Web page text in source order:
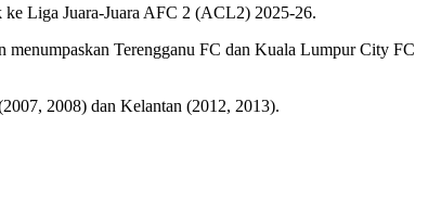
ke Liga Juara-Juara AFC 2 (ACL2) 2025-26.
menumpaskan Terengganu FC dan Kuala Lumpur City FC
2008) dan Kelantan (2012, 2013).